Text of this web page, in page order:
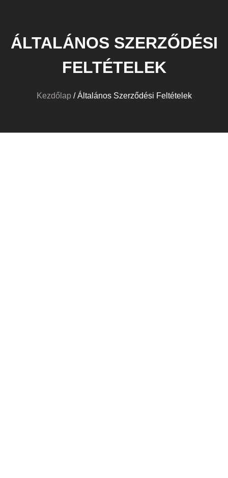
ÁLTALÁNOS SZERZŐDÉSI
FELTÉTELEK
Kezdőlap/ Általános Szerződési Feltételek